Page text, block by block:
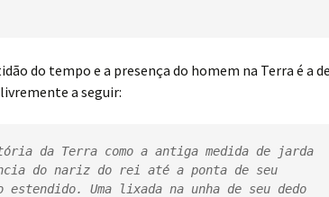
do tempo e a presença do homem na Terra é a
a seguir:
da Terra como a antiga medida de jarda
do nariz do rei até a ponta de seu
estendido. Uma lixada na unha de seu dedo